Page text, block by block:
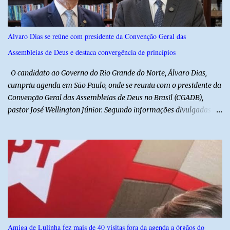
suspeitas antes da abordagem. Após a ação criminosa, a dupla
fugiu levando a caminhonete em direção ainda desconhecida. A
Polícia Militar foi acionada logo após o crime e realiza diligências
na região na tentativa de localizar o veículo e identificar os
autores do assalto. Qualquer informação que possa ajudar na
Álvaro Dias se reúne com presidente da Convenção Geral das
Assembleias de Deus e destaca convergência de princípios
O candidato ao Governo do Rio Grande do Norte, Álvaro Dias,
cumpriu agenda em São Paulo, onde se reuniu com o presidente da
Convenção Geral das Assembleias de Deus no Brasil (CGADB),
pastor José Wellington Júnior. Segundo informações divulgadas
político nacional e estadual. De acordo com a campanha de Álvaro
Dias, o pastor José Wellington Júnior manifestou apoio à
candidatura e ressaltou a importância da participação dos cristãos
no processo democrático, defendendo a valorização de princípios
como a defesa da família, o combate à corrupção, o
enfrentamento às drogas e a proteção da vida. Ainda segundo a
campanha, o líder religioso afirmou que levará sua orientação às
Amiga de Lulinha fez mais de 40 visitas fora da agenda a órgãos do